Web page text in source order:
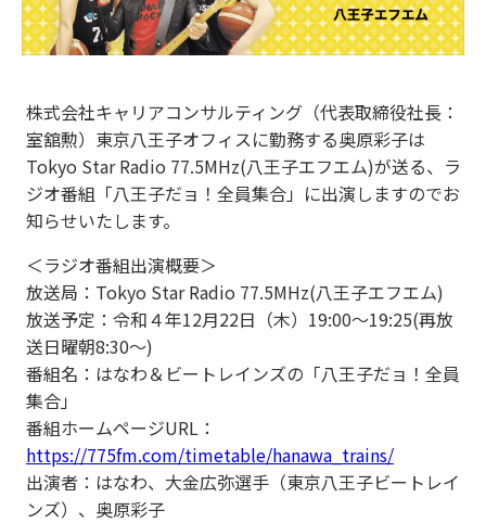
株式会社キャリアコンサルティング（代表取締役社長：
室舘勲）東京八王子オフィスに勤務する奥原彩子は
Tokyo Star Radio 77.5MHz(八王子エフエム)が送る、ラ
ジオ番組「八王子だョ！全員集合」に出演しますのでお
知らせいたします。
＜ラジオ番組出演概要＞
放送局：Tokyo Star Radio 77.5MHz(八王子エフエム)
放送予定：令和４年12月22日（木）19:00～19:25(再放
送日曜朝8:30～)
番組名：はなわ＆ビートレインズの「八王子だョ！全員
集合」
番組ホームページURL：
https://775fm.com/timetable/hanawa_trains/
出演者：はなわ、大金広弥選手（東京八王子ビートレイ
ンズ）、奥原彩子